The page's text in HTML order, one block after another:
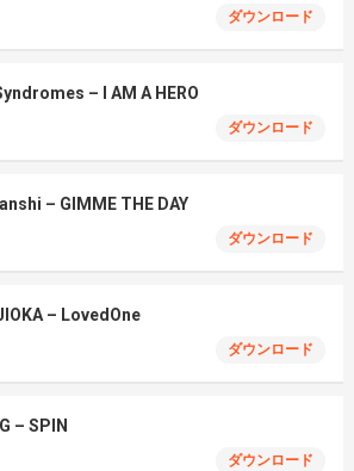
ダウンロード
– I AM A HERO
ダウンロード
– GIMME THE DAY
ダウンロード
– LovedOne
ダウンロード
– SPIN
ダウンロード